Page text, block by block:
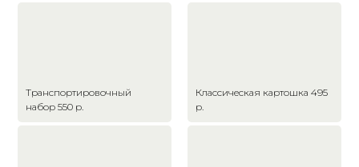
Транспортировочный
набор 550 р.
Классическая картошка 495
р.